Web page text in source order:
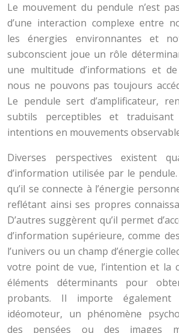
Le mouvement du pendule n’est
d’une interaction complexe entre
les énergies environnantes et
subconscient joue un rôle
une multitude d’informations et
nous ne pouvons pas toujours
Le pendule sert d’amplificateur,
subtils perceptibles et
intentions en mouvements
Diverses perspectives existent
d’information utilisée par le
qu’il se connecte à l’énergie
reflétant ainsi ses propres
D’autres suggèrent qu’il permet
d’information supérieure, comme
l’univers ou un champ d’énergie
votre point de vue, l’intention et la
éléments déterminants pour
probants. Il importe
idéomoteur, un phénomène
des pensées ou des images